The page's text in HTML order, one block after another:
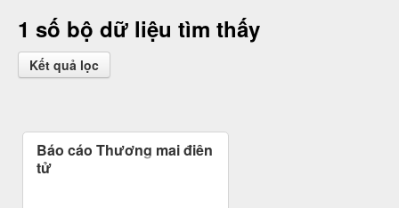
1 số bộ dữ liệu tìm thấy
Kết quả lọc
Báo cáo Thương mại điện
tử